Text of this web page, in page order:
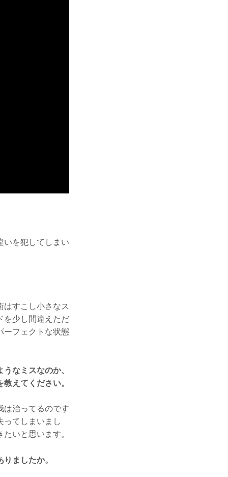
いを犯してしまい
すこし小さなス
を少し間違えただ
ーフェクトな状態
なミスなのか、
えてください。
は治ってるのです
ってしまいまし
いと思います。
ましたか。